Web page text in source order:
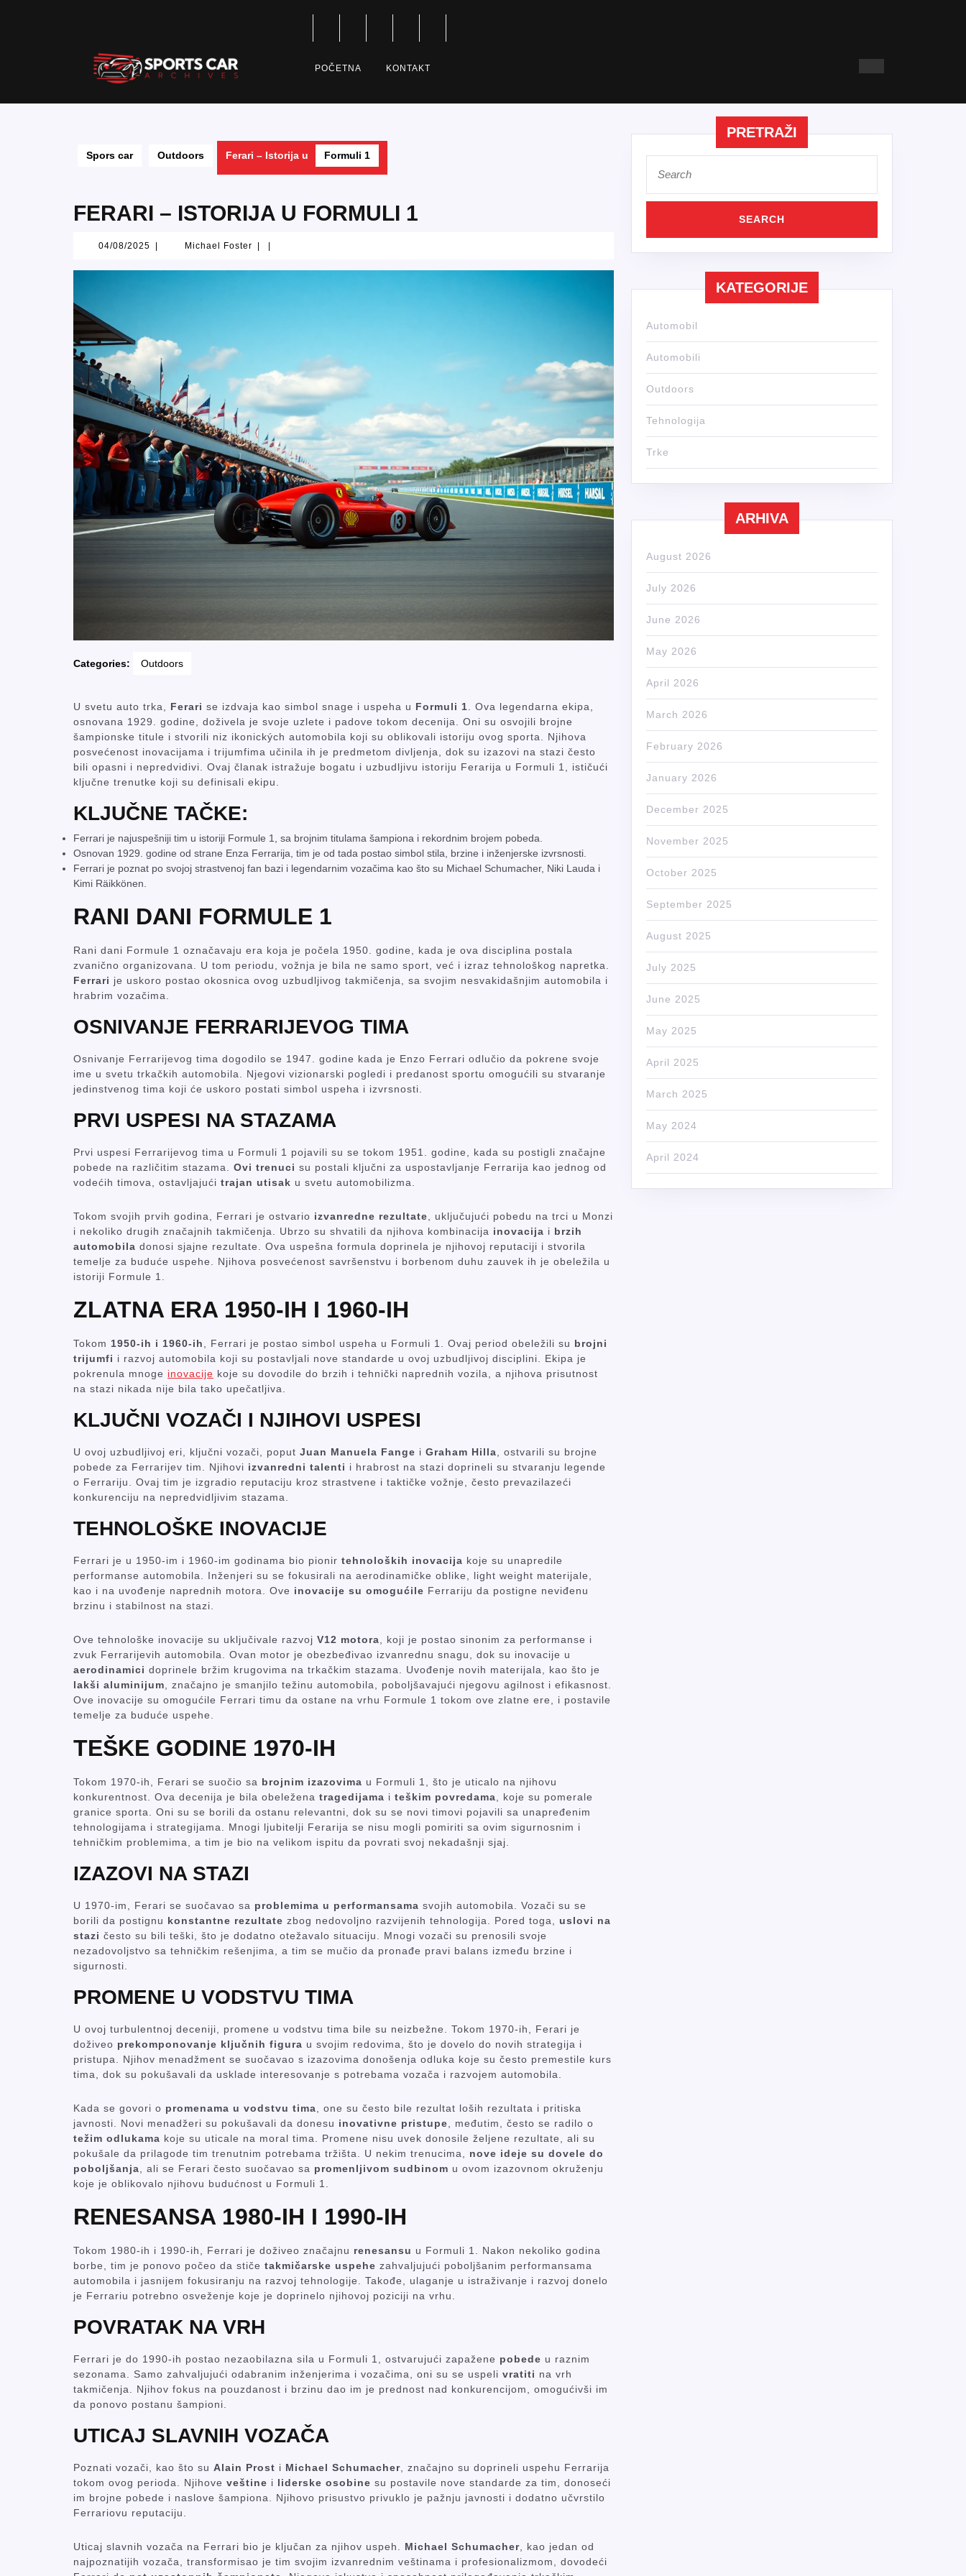
POČETNA KONTAKT
Spors car Outdoors Ferari – Istorija u Formuli 1
FERARI – ISTORIJA U FORMULI 1
04/08/2025 04/08/2025Michael FosterMichael
Categories: Outdoors
U svetu auto trka, Ferari se izdvaja kao simbol snage i uspeha u Formuli 1 . Ova legendarna ekipa,
osnovana 1929. godine, doživela je svoje uzlete i padove tokom decenija. Oni su osvojili brojne
šampionske titule i stvorili niz ikonických automobila koji su oblikovali istoriju ovog sporta. Njihova
posvećenost inovacijama i trijumfima učinila ih je predmetom divljenja, dok su izazovi na stazi često
bili opasni i nepredvidivi. Ovaj članak istražuje bogatu i uzbudljivu istoriju Ferarija u Formuli 1, ističući
ključne trenutke koji su definisali ekipu.
KLJUČNE TAČKE:
Ferrari je najuspešniji tim u istoriji Formule 1, sa brojnim titulama šampiona i rekordnim brojem pobeda.
Osnovan 1929. godine od strane Enza Ferrarija, tim je od tada postao simbol stila, brzine i inženjerske izvrsnosti.
Ferrari je poznat po svojoj strastvenoj fan bazi i legendarnim vozačima kao što su Michael Schumacher, Niki Lauda i
Kimi Räikkönen.
RANI DANI FORMULE 1
Rani dani Formule 1 označavaju era koja je počela 1950. godine, kada je ova disciplina postala
zvanično organizovana. U tom periodu, vožnja je bila ne samo sport, već i izraz tehnološkog napretka.
Ferrari je uskoro postao okosnica ovog uzbudljivog takmičenja, sa svojim nesvakidašnjim automobila i
hrabrim vozačima.
OSNIVANJE FERRARIJEVOG TIMA
Osnivanje Ferrarijevog tima dogodilo se 1947. godine kada je Enzo Ferrari odlučio da pokrene svoje
ime u svetu trkačkih automobila. Njegovi vizionarski pogledi i predanost sportu omogućili su stvaranje
jedinstvenog tima koji će uskoro postati simbol uspeha i izvrsnosti.
PRVI USPESI NA STAZAMA
Prvi uspesi Ferrarijevog tima u Formuli 1 pojavili su se tokom 1951. godine, kada su postigli značajne
pobede na različitim stazama. Ovi trenuci su postali ključni za uspostavljanje Ferrarija kao jednog od
vodećih timova, ostavljajući trajan utisak u svetu automobilizma.
Tokom svojih prvih godina, Ferrari je ostvario izvanredne rezultate , uključujući pobedu na trci u Monzi
i nekoliko drugih značajnih takmičenja. Ubrzo su shvatili da njihova kombinacija inovacija i brzih
automobila donosi sjajne rezultate. Ova uspešna formula doprinela je njihovoj reputaciji i stvorila
temelje za buduće uspehe. Njihova posvećenost savršenstvu i borbenom duhu zauvek ih je obeležila u
istoriji Formule 1.
ZLATNA ERA 1950-IH I 1960-IH
Tokom 1950-ih i 1960-ih , Ferrari je postao simbol uspeha u Formuli 1. Ovaj period obeležili su brojni
trijumfi i razvoj automobila koji su postavljali nove standarde u ovoj uzbudljivoj disciplini. Ekipa je
pokrenula mnoge inovacije koje su dovodile do brzih i tehnički naprednih vozila, a njihova prisutnost
na stazi nikada nije bila tako upečatljiva.
KLJUČNI VOZAČI I NJIHOVI USPESI
U ovoj uzbudljivoj eri, ključni vozači, poput Juan Manuela Fange i Graham Hilla , ostvarili su brojne
pobede za Ferrarijev tim. Njihovi izvanredni talenti i hrabrost na stazi doprineli su stvaranju legende
o Ferrariju. Ovaj tim je izgradio reputaciju kroz strastvene i taktičke vožnje, često prevazilazeći
konkurenciju na nepredvidljivim stazama.
TEHNOLOŠKE INOVACIJE
Ferrari je u 1950-im i 1960-im godinama bio pionir tehnoloških inovacija koje su unapredile
performanse automobila. Inženjeri su se fokusirali na aerodinamičke oblike, light weight materijale,
kao i na uvođenje naprednih motora. Ove inovacije su omogućile Ferrariju da postigne neviđenu
brzinu i stabilnost na stazi.
Ove tehnološke inovacije su uključivale razvoj V12 motora , koji je postao sinonim za performanse i
zvuk Ferrarijevih automobila. Ovan motor je obezbeđivao izvanrednu snagu, dok su inovacije u
aerodinamici doprinele bržim krugovima na trkačkim stazama. Uvođenje novih materijala, kao što je
lakši aluminijum , značajno je smanjilo težinu automobila, poboljšavajući njegovu agilnost i efikasnost.
Ove inovacije su omogućile Ferrari timu da ostane na vrhu Formule 1 tokom ove zlatne ere, i postavile
temelje za buduće uspehe.
TEŠKE GODINE 1970-IH
Tokom 1970-ih, Ferari se suočio sa brojnim izazovima u Formuli 1, što je uticalo na njihovu
konkurentnost. Ova decenija je bila obeležena tragedijama i teškim povredama , koje su pomerale
granice sporta. Oni su se borili da ostanu relevantni, dok su se novi timovi pojavili sa unapređenim
tehnologijama i strategijama. Mnogi ljubitelji Ferarija se nisu mogli pomiriti sa ovim sigurnosnim i
tehničkim problemima, a tim je bio na velikom ispitu da povrati svoj nekadašnji sjaj.
IZAZOVI NA STAZI
U 1970-im, Ferari se suočavao sa problemima u performansama svojih automobila. Vozači su se
borili da postignu konstantne rezultate zbog nedovoljno razvijenih tehnologija. Pored toga, uslovi na
stazi često su bili teški, što je dodatno otežavalo situaciju. Mnogi vozači su prenosili svoje
nezadovoljstvo sa tehničkim rešenjima, a tim se mučio da pronađe pravi balans između brzine i
sigurnosti.
PROMENE U VODSTVU TIMA
U ovoj turbulentnoj deceniji, promene u vodstvu tima bile su neizbežne. Tokom 1970-ih, Ferari je
doživeo prekomponovanje ključnih figura u svojim redovima, što je dovelo do novih strategija i
pristupa. Njihov menadžment se suočavao s izazovima donošenja odluka koje su često premestile kurs
tima, dok su pokušavali da usklade interesovanje s potrebama vozača i razvojem automobila.
Kada se govori o promenama u vodstvu tima , one su često bile rezultat loših rezultata i pritiska
javnosti. Novi menadžeri su pokušavali da donesu inovativne pristupe , međutim, često se radilo o
težim odlukama koje su uticale na moral tima. Promene nisu uvek donosile željene rezultate, ali su
pokušale da prilagode tim trenutnim potrebama tržišta. U nekim trenucima, nove ideje su dovele do
poboljšanja , ali se Ferari često suočavao sa promenljivom sudbinom u ovom izazovnom okruženju
koje je oblikovalo njihovu budućnost u Formuli 1.
RENESANSA 1980-IH I 1990-IH
Tokom 1980-ih i 1990-ih, Ferrari je doživeo značajnu renesansu u Formuli 1. Nakon nekoliko godina
borbe, tim je ponovo počeo da stiče takmičarske uspehe zahvaljujući poboljšanim performansama
automobila i jasnijem fokusiranju na razvoj tehnologije. Takođe, ulaganje u istraživanje i razvoj donelo
je Ferrariu potrebno osveženje koje je doprinelo njihovoj poziciji na vrhu.
POVRATAK NA VRH
Ferrari je do 1990-ih postao nezaobilazna sila u Formuli 1, ostvarujući zapažene pobede u raznim
sezonama. Samo zahvaljujući odabranim inženjerima i vozačima, oni su se uspeli vratiti na vrh
takmičenja. Njihov fokus na pouzdanost i brzinu dao im je prednost nad konkurencijom, omogućivši im
da ponovo postanu šampioni.
UTICAJ SLAVNIH VOZAČA
Poznati vozači, kao što su Alain Prost i Michael Schumacher , značajno su doprineli uspehu Ferrarija
tokom ovog perioda. Njihove veštine i liderske osobine su postavile nove standarde za tim, donoseći
im brojne pobede i naslove šampiona. Njihovo prisustvo privuklo je pažnju javnosti i dodatno učvrstilo
Ferrariovu reputaciju.
Uticaj slavnih vozača na Ferrari bio je ključan za njihov uspeh. Michael Schumacher , kao jedan od
najpoznatijih vozača, transformisao je tim svojim izvanrednim veštinama i profesionalizmom, dovodeći
PRETRAŽI
for:
KATEGORIJE
Automobil
Automobili
Outdoors
Tehnologija
Trke
ARHIVA
August 2026
July 2026
June 2026
May 2026
April 2026
March 2026
February 2026
January 2026
December 2025
November 2025
October 2025
September 2025
August 2025
July 2025
June 2025
May 2025
April 2025
March 2025
May 2024
April 2024